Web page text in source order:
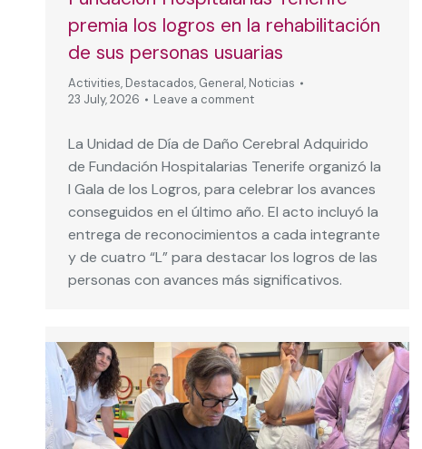
premia los logros en la rehabilitación
de sus personas usuarias
Activities, Destacados, General, Noticias
23 July, 2026
Leave a comment
La Unidad de Día de Daño Cerebral Adquirido
de Fundación Hospitalarias Tenerife organizó la
I Gala de los Logros, para celebrar los avances
conseguidos en el último año. El acto incluyó la
entrega de reconocimientos a cada integrante
y de cuatro “L” para destacar los logros de las
personas con avances más significativos.